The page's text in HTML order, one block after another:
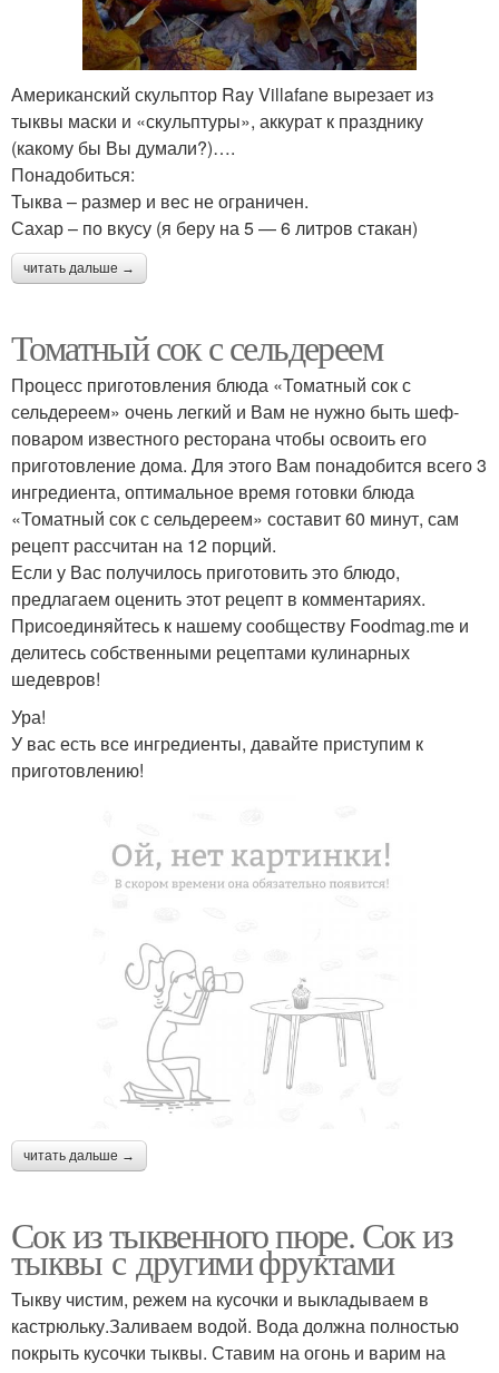
Американский скульптор Ray Villafane вырезает из
тыквы маски и «скульптуры», аккурат к празднику
(какому бы Вы думали?)….
Понадобиться:
Тыква – размер и вес не ограничен.
Сахар – по вкусу (я беру на 5 — 6 литров стакан)
читать дальше →
Томатный сок с сельдереем
Процесс приготовления блюда «Томатный сок с
сельдереем» очень легкий и Вам не нужно быть шеф-
поваром известного ресторана чтобы освоить его
приготовление дома. Для этого Вам понадобится всего 3
ингредиента, оптимальное время готовки блюда
«Томатный сок с сельдереем» составит 60 минут, сам
рецепт рассчитан на 12 порций.
Если у Вас получилось приготовить это блюдо,
предлагаем оценить этот рецепт в комментариях.
Присоединяйтесь к нашему сообществу Foodmag.me и
делитесь собственными рецептами кулинарных
шедевров!
Ура!
У вас есть все ингредиенты, давайте приступим к
приготовлению!
читать дальше →
Сок из тыквенного пюре. Сок из
тыквы с другими фруктами
Тыкву чистим, режем на кусочки и выкладываем в
кастрюльку.Заливаем водой. Вода должна полностью
покрыть кусочки тыквы. Ставим на огонь и варим на